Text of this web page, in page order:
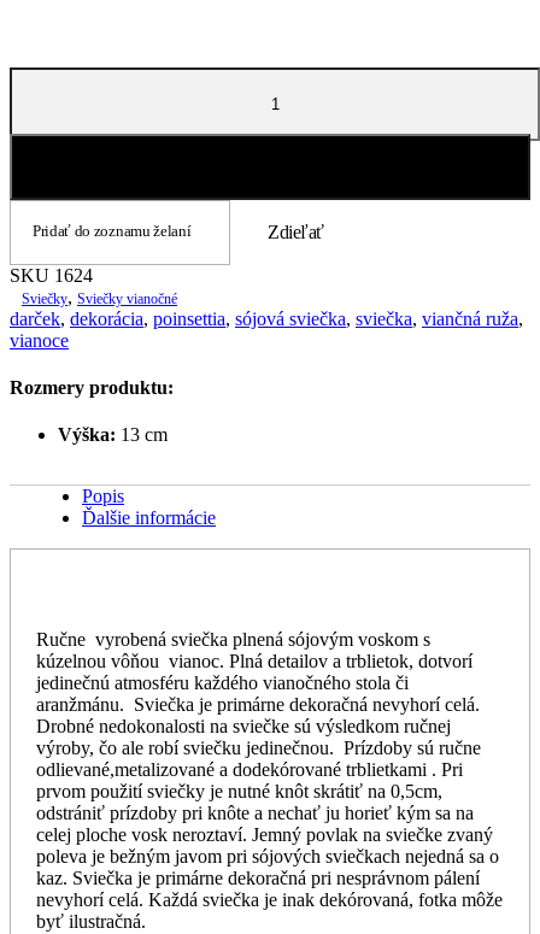
množstvo
pohoda
Pridať do zoznamu želaní Zdieľať
SKU 1624
Sviečky, Sviečky vianočné
darček, dekorácia, poinsettia, sójová sviečka, sviečka, viančná ruža,
vianoce
Rozmery produktu:
Výška: 13 cm
Popis
Ďalšie informácie
Ručne vyrobená sviečka plnená sójovým voskom s
kúzelnou vôňou vianoc. Plná detailov a trblietok, dotvorí
jedinečnú atmosféru každého vianočného stola či
aranžmánu. Sviečka je primárne dekoračná nevyhorí celá.
Drobné nedokonalosti na sviečke sú výsledkom ručnej
výroby, čo ale robí sviečku jedinečnou. Prízdoby sú ručne
odlievané,metalizované a dodekórované trblietkami . Pri
prvom použití sviečky je nutné knôt skrátiť na 0,5cm,
odstrániť prízdoby pri knôte a nechať ju horieť kým sa na
celej ploche vosk neroztaví. Jemný povlak na sviečke zvaný
poleva je bežným javom pri sójových sviečkach nejedná sa o
kaz. Sviečka je primárne dekoračná pri nesprávnom pálení
nevyhorí celá. Každá sviečka je inak dekórovaná, fotka môže
byť ilustračná.